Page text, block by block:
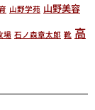
山野学苑 山野美容
場 石ノ森章太郎 靴 高